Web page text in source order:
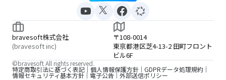
bravesoft株式会社
(bravesoft inc)
〒108-0014
東京都港区芝4-13-2 田町フロント
ビル6F
特定商取引法に基づく表記 個人情報保護方針 GDPRデータ処理規約
情報セキュリティ基本方針 電子公告 外部送信ポリシー
©bravesoft All rights reserved.